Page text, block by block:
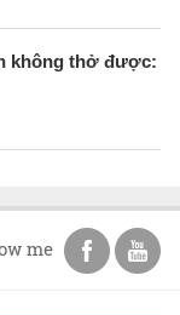
không thở được:
me